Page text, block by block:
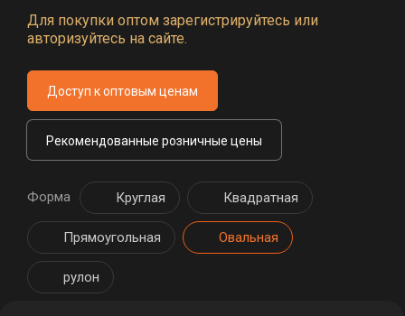
Для покупки оптом зарегистрируйтесь или
авторизуйтесь на сайте.
Доступ к оптовым ценам
Рекомендованные розничные цены
Форма Круглая Квадратная
Прямоугольная Овальная
рулон